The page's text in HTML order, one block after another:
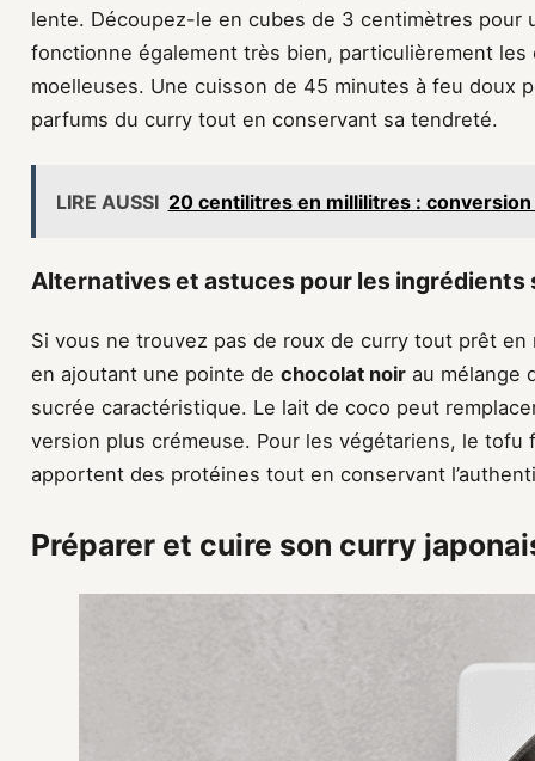
lente. Découpez-le en cubes de 3 centimètres pour
fonctionne également très bien, particulièrement
moelleuses. Une cuisson de 45 minutes à feu doux
parfums du curry tout en conservant sa tendreté.
LIRE AUSSI 20 centilitres en millilitres :
Alternatives et astuces pour les ingrédients
Si vous ne trouvez pas de roux de curry tout prêt
en ajoutant une pointe de chocolat noir au mélange
sucrée caractéristique. Le lait de coco peut
version plus crémeuse. Pour les végétariens, le tofu
apportent des protéines tout en conservant
Préparer et cuire son curry